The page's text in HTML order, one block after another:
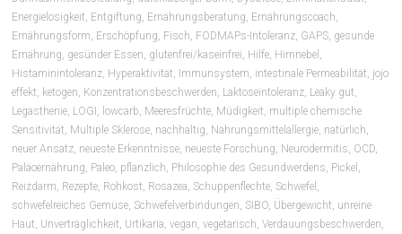
Energielosigkeit Entgiftung Ernährungsberatung Ernährungscoach
Ernährungsform Erschöpfung Fisch FODMAPs-Intoleranz GAPS gesunde
Ernährung gesünder Essen glutenfrei/kaseinfrei Hilfe Hirnnebel
Histaminintoleranz Hyperaktivität Immunsystem intestinale Permeabilität jojo
effekt
ketogen Konzentrationsbeschwerden Laktoseintoleranz Leaky gut
Legasthenie LOGI lowcarb Meeresfrüchte Müdigkeit multiple chemische
Sensitivität Multiple Sklerose nachhaltig Nahrungsmittelallergie natürlich
neuer Ansatz neueste Erkenntnisse neueste Forschung Neurodermitis OCD
Paläoernährung Paleo pflanzlich Philosophie des Gesundwerdens Pickel
Reizdarm Rezepte Rohkost Rosazea Schuppenflechte Schwefel
schwefelreiches Gemüse Schwefelverbindungen SIBO Übergewicht unreine
Haut Unverträglichkeit Urtikaria ,vegan ,vegetarisch ,Verdauungsbeschwerden